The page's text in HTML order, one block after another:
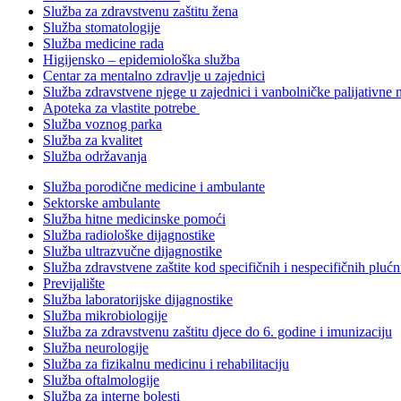
Služba za zdravstvenu zaštitu žena
Služba stomatologije
Služba medicine rada
Higijensko – epidemiološka služba
Centar za mentalno zdravlje u zajednici
Služba zdravstvene njege u zajednici i vanbolničke palijativne
Apoteka za vlastite potrebe
Služba voznog parka
Služba za kvalitet
Služba održavanja
Služba porodične medicine i ambulante
Sektorske ambulante
Služba hitne medicinske pomoći
Služba radiološke dijagnostike
Služba ultrazvučne dijagnostike
Služba zdravstvene zaštite kod specifičnih i nespecifičnih
Previjalište
Služba laboratorijske dijagnostike
Služba mikrobiologije
Služba za zdravstvenu zaštitu djece do 6. godine i imunizaciju
Služba neurologije
Služba za fizikalnu medicinu i rehabilitaciju
Služba oftalmologije
Služba za interne bolesti